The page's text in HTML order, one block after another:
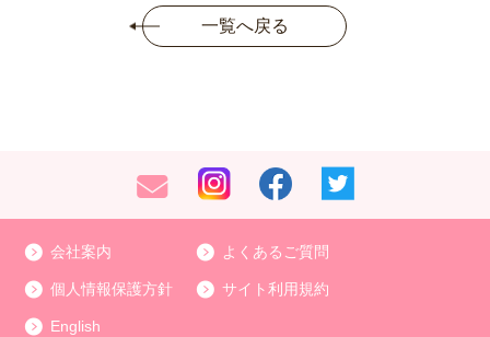
一覧へ戻る
会社案内 よくあるご質問
個人情報保護方針 サイト利用規約
English